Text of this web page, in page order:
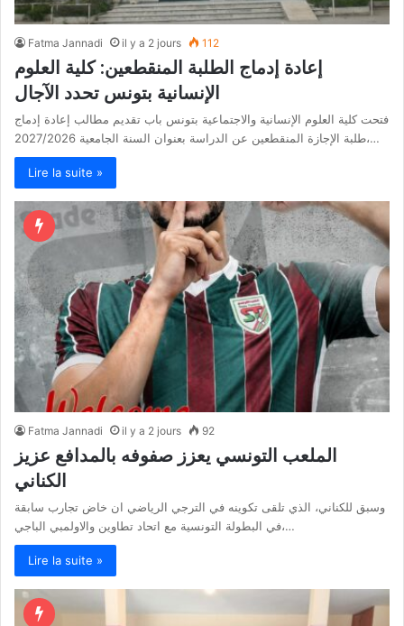
Fatma Jannadi il y a 2 jours 112
إعادة إدماج الطلبة المنقطعين: كلية العلوم
الإنسانية بتونس تحدد الآجال
فتحت كلية العلوم الإنسانية والاجتماعية بتونس باب تقديم مطالب إعادة إدماج
طلبة الإجازة المنقطعين عن الدراسة بعنوان السنة الجامعية 2027/2026،…
Lire la suite »
Fatma Jannadi il y a 2 jours 92
الملعب التونسي يعزز صفوفه بالمدافع عزيز
الكناني
وسبق للكناني، الذي تلقى تكوينه في الترجي الرياضي ان خاض تجارب سابقة
في البطولة التونسية مع اتحاد تطاوين والاولمبي الباجي،…
Lire la suite »